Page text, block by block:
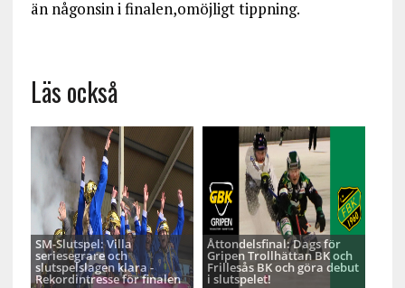
än någonsin i finalen,omöjligt tippning.
Läs också
SM-Slutspel: Villa
seriesegrare och
slutspelslagen klara -
Rekordintresse för finalen
Åttondelsfinal: Dags för
Gripen Trollhättan BK och
Frillesås BK och göra debut
i slutspelet!